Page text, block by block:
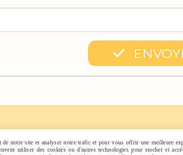
CGV
notre site et analyser notre trafic et pour vous offrir une meilleure
utiliser des cookies ou d'autres technologies pour stocker et